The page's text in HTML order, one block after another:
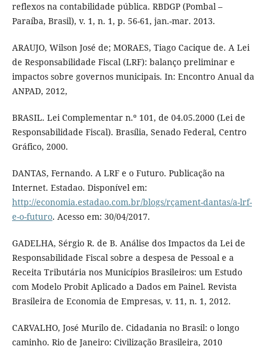
reflexos na contabilidade pública. RBDGP (Pombal –
Paraíba, Brasil), v. 1, n. 1, p. 56-61, jan.-mar. 2013.
ARAUJO, Wilson José de; MORAES, Tiago Cacique de. A Lei
de Responsabilidade Fiscal (LRF): balanço preliminar e
impactos sobre governos municipais. In: Encontro Anual da
ANPAD, 2012,
BRASIL. Lei Complementar n.º 101, de 04.05.2000 (Lei de
Responsabilidade Fiscal). Brasília, Senado Federal, Centro
Gráfico, 2000.
DANTAS, Fernando. A LRF e o Futuro. Publicação na
Internet. Estadao. Disponível em:
http://economia.estadao.com.br/blogs/rçament-dantas/a-lrf-
e-o-futuro. Acesso em: 30/04/2017.
GADELHA, Sérgio R. de B. Análise dos Impactos da Lei de
Responsabilidade Fiscal sobre a despesa de Pessoal e a
Receita Tributária nos Municípios Brasileiros: um Estudo
com Modelo Probit Aplicado a Dados em Painel. Revista
Brasileira de Economia de Empresas, v. 11, n. 1, 2012.
CARVALHO, José Murilo de. Cidadania no Brasil: o longo
caminho. Rio de Janeiro: Civilização Brasileira, 2010